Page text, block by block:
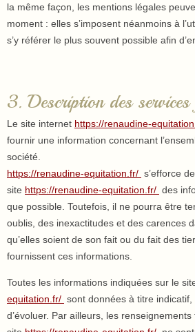
la même façon, les mentions légales
moment : elles s’imposent néanmoins à
s’y référer le plus souvent possible afin
3. Description des
Le site internet https://renaudine-
fournir une information concernant
société.
https://renaudine-equitation.fr/ s’efforce
site https://renaudine-equitation.fr/ des
que possible. Toutefois, il ne pourra être
oublis, des inexactitudes et des carences
qu’elles soient de son fait ou du fait des
fournissent ces informations.
Toutes les informations indiquées sur le
equitation.fr/ sont données à titre
d’évoluer. Par ailleurs, les